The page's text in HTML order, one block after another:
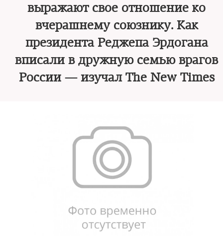
выражают свое отношение ко
вчерашнему союзнику. Как
президента Реджепа Эрдогана
вписали в дружную семью врагов
России — изучал The New Times